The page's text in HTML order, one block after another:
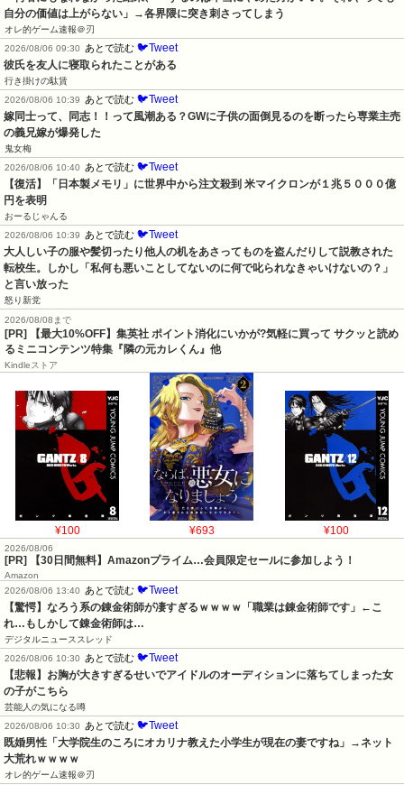
自分の価値は上がらない」→各界隈に突き刺さってしまう
オレ的ゲーム速報＠刃
2026/08/06 09:30
あとで読む 🐦Tweet
彼氏を友人に寝取られたことがある
行き掛けの駄賃
2026/08/06 10:39
あとで読む 🐦Tweet
嫁同士って、同志！！って風潮ある？GWに子供の面倒見るのを断ったら専業主売
の義兄嫁が爆発した
鬼女梅
2026/08/06 10:40
あとで読む 🐦Tweet
【復活】「日本製メモリ」に世界中から注文殺到 米マイクロンが１兆５０００億
円を表明
おーるじゃんる
2026/08/06 10:39
あとで読む 🐦Tweet
大人しい子の服や髪切ったり他人の机をあさってものを盗んだりして説教された
転校生。しかし「私何も悪いことしてないのに何で叱られなきゃいけないの？」
と言い放った
怒り新党
2026/08/08まで
[PR] 【最大10%OFF】集英社 ポイント消化にいかが?気軽に買って サクッと読め
るミニコンテンツ特集『隣の元カレくん』他
Kindleストア
¥100 ¥693 ¥100
2026/08/06
[PR] 【30日間無料】Amazonプライム…会員限定セールに参加しよう！
Amazon
2026/08/06 13:40
あとで読む 🐦Tweet
【驚愕】なろう系の錬金術師が凄すぎるｗｗｗｗ「職業は錬金術師です」←こ
れ…もしかして錬金術師は…
デジタルニューススレッド
2026/08/06 10:30
あとで読む 🐦Tweet
【悲報】お胸が大きすぎるせいでアイドルのオーディションに落ちてしまった女
の子がこちら
芸能人の気になる噂
2026/08/06 10:30
あとで読む 🐦Tweet
既婚男性「大学院生のころにオカリナ教えた小学生が現在の妻ですね」→ネット
大荒れｗｗｗｗ
オレ的ゲーム速報＠刃